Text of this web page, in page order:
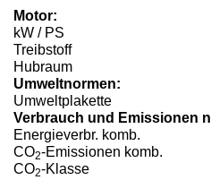
Motor:
kW / PS
Treibstoff
Hubraum
Umweltnormen:
Umweltplakette
Verbrauch und Emissionen
Energieverbr. komb.
CO2-Emissionen komb.
CO2-Klasse